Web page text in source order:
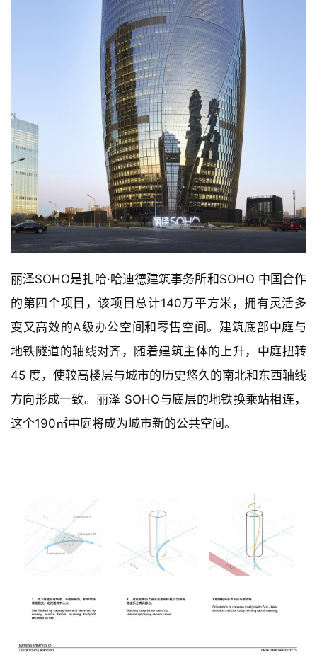
丽泽SOHO是扎哈·哈迪德建筑事务所和SOHO 中国合作
的第四个项目，该项目总计140万平方米，拥有灵活多
变又高效的A级办公空间和零售空间。建筑底部中庭与
地铁隧道的轴线对齐，随着建筑主体的上升，中庭扭转
45 度，使较高楼层与城市的历史悠久的南北和东西轴线
方向形成一致。丽泽 SOHO与底层的地铁换乘站相连，
这个190㎡中庭将成为城市新的公共空间。